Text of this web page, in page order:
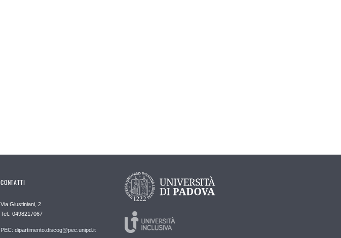
CONTATTI
Via Giustiniani, 2
Tel.: 0498217067
PEC: dipartimento.discog@pec.unipd.it